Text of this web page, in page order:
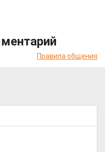
Правила общения